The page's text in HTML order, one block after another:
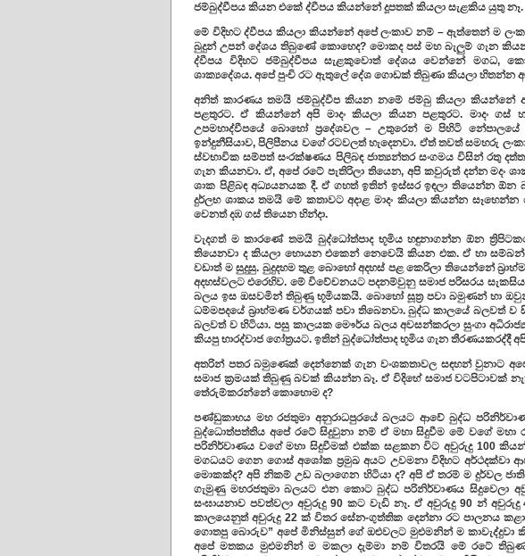
ජම්බුද්වීපය කියන එකේ ද්වීපය කියන්නේ දූපතක් කියලා සැළකිය යුතු නෑ.
මේ විදිහට ද්වීපය කියලා කියන්නේ අපේ ලංකාව නම් – ඇත්තෙන් ම
බුදුන් උපන් දේශය තිබුණේ කොහෙද? මොකද පස් මහ බැලුම් ගැන
ද්වීපය විදිහට ජම්බුද්වීපය සැළකුවොත් දේශය වෙන්නේ මගධ,
ශාක්‍යදේශය. අපේ පුංචි රට ඇතුලේ දේශ ගොඩක් තිබුණා කියලා හිතන්න
අනිත් කාරණය තමයි ජම්බුද්වීප කියන නමේ ජම්බු කියලා කියන්නේ
පළතුරට. ඒ කියන්නේ අපි මාදං කියලා කියන පළතුරට. මාදං ගස්
උපමහාද්වීපයේ බොහෝ ප්‍රදේශවල – උතුරෙන් ම පිහිටි
ඉන්දුනීසියාව, පිලිපීනය වගේ රටවලත් හැදෙනවා. ඒත් තවත් සමහරු
ස්වභාවික සම්පත් සංරක්ෂණය පිලිබඳ ජාත්‍යන්තර සංගමය විසින් රතු
ගැන කියනවා. ඒ, අපේ රටේ පැතිරිලා තියෙන, අපි කවුරුත් දන්න මදං
ශාක පිළිබඳ අධ්‍යයනයක දී. ඒ ගහත් ඉතින් ඉස්සර ඉඳලා තියෙන්න
දුර්ලභ ශාකය තමයි මේ කතාවට අදාළ මාදං කියලා කියන්න
වෙනත් දඹ ගස් තියෙන හින්දා.
වැදගත් ම කාරණේ තමයි බුද්ධෝත්පාද භූමිය හඳුනාගන්න ඕන
තියෙනවා ද කියලා හොයන එකෙන් නෙවෙයි කියන එක. ඒ හා
වඩාත් ම සුදුසු. බුදුදහම තුළ බොහෝ අදහස් පළ කෙරිලා තියෙන්නේ
අදහස්වලට එරෙහිව. මේ විවේචනයට පදනම්වුනු සමාජ පරිසරය
බලය ඉස ඔසවමින් තිබුණු භූමියකයි. බොහෝ සූත්‍ර පවා බමුණන් හා
ධම්මපදයේ බ්‍රාහ්මණ වර්ගයක් පවා තිබෙනවා. බුද්ධ කාලයේ බලවත් ව
බලවත් ව හිටියා. පසු කාලයක මෞර්ය බලය අවසන්කරලා සුංගා
කියපු භාරද්වාජ ගෝත්‍රයට. ඉතින් බුද්ධෝත්පාද භූමිය ගැන
අතරින් පතර බමුණෙක් දෙන්නෙක් ගැන වංශකතාවල සඳහන් වුනාට
සමාජ ක්‍රමයක් තිබුණු බවක් කියන්න බෑ. ඒ විදිහේ සමාජ වටපිටාවක්
තේරුම්කරන්නේ කොහොම ද?
පණ්ඩුකාභය මහ රජතුමා අනුරාධපුරයේ බලයට ආවේ බුද්ධ
බුද්ධොත්පත්තිය අපේ රටේ සිදුවුනා නම් ඒ මහා සිදුවීම මේ වගේ
පරිනිර්වාණය වගේ මහා සිදුවීමක් එක්ක සළකන විට අවුරුදු 100
මගධයට ගෙන ගොස් අශෝක ප්‍රමුඛ අයට උවමනා විදිහට අර්ථදක්වා
මොකක්ද? අපි නිකම් උඩ බලාගෙන හිටියා ද? අපි ඒ තරම් ම දුර්වල
ගැමුණු මහරජතුමා බලයට එන කොට බුද්ධ පරිනිර්වාණය සිදුවෙලා
සංඝායනාව පවත්වලා අවුරුදු 90 කට වැඩි නෑ. ඒ අවුරුදු 90 න්
කාලයෙනුත් අවුරුදු 22 ක් විතර සේන-ගුත්තික දෙන්නා රට පාලනය
ගොතපු බොරුව” අපේ මිනිස්සුන් ගේ ඔළුවලට මුළුමනින් ම කාවැද්දුවා
අපේ මතකය මුළුමනින් ම මකලා දැම්මා නම් විතරයි මේ රටේ